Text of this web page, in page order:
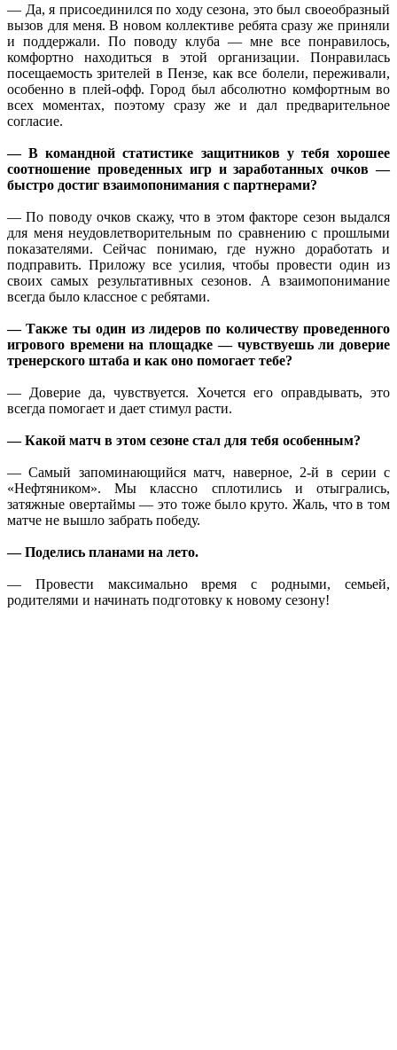
— Да, я присоединился по ходу сезона, это был своеобразный
вызов для меня. В новом коллективе ребята сразу же приняли
и поддержали. По поводу клуба — мне все понравилось,
комфортно находиться в этой организации. Понравилась
посещаемость зрителей в Пензе, как все болели, переживали,
особенно в плей-офф. Город был абсолютно комфортным во
всех моментах, поэтому сразу же и дал предварительное
согласие.
— В командной статистике защитников у тебя хорошее
соотношение проведенных игр и заработанных очков —
быстро достиг взаимопонимания с партнерами?
— По поводу очков скажу, что в этом факторе сезон выдался
для меня неудовлетворительным по сравнению с прошлыми
показателями. Сейчас понимаю, где нужно доработать и
подправить. Приложу все усилия, чтобы провести один из
своих самых результативных сезонов. А взаимопонимание
всегда было классное с ребятами.
— Также ты один из лидеров по количеству проведенного
игрового времени на площадке — чувствуешь ли доверие
тренерского штаба и как оно помогает тебе?
— Доверие да, чувствуется. Хочется его оправдывать, это
всегда помогает и дает стимул расти.
— Какой матч в этом сезоне стал для тебя особенным?
— Самый запоминающийся матч, наверное, 2-й в серии с
«Нефтяником». Мы классно сплотились и отыгрались,
затяжные овертаймы — это тоже было круто. Жаль, что в том
матче не вышло забрать победу.
— Поделись планами на лето.
— Провести максимально время с родными, семьей,
родителями и начинать подготовку к новому сезону!